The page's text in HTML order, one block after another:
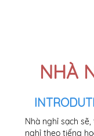
NHÀ
Nhà nghỉ sạch
nghỉ theo tiếng